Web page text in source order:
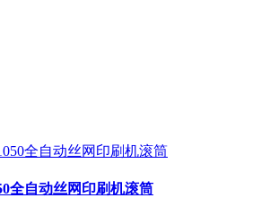
全自动丝网印刷机滚筒